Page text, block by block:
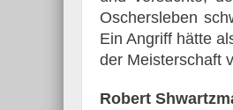
Oschersleben
Ein Angriff hätte
der Meisterschaft
Robert